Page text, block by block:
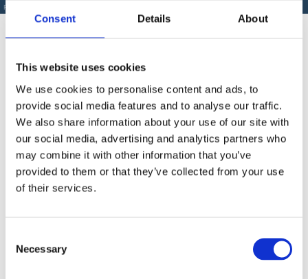
Consent Details About
This website uses cookies
We use cookies to personalise content and ads, to
provide social media features and to analyse our traffic.
We also share information about your use of our site with
our social media, advertising and analytics partners who
may combine it with other information that you’ve
provided to them or that they’ve collected from your use
of their services.
Selection
Necessary
PRODUSE SIMILARE
Produse Similare
COD BT0002590
Rigla vibrator Bisonte 1,88 m